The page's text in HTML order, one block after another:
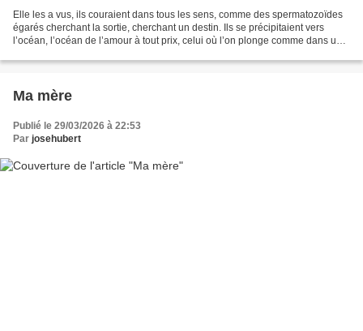
Elle les a vus, ils couraient dans tous les sens, comme des spermatozoïdes
égarés cherchant la sortie, cherchant un destin. Ils se précipitaient vers
l’océan, l’océan de l’amour à tout prix, celui où l’on plonge comme dans un
Ma mère
Publié le 29/03/2026 à 22:53
Par josehubert